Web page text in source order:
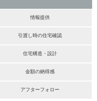
情報提供
引渡し時の住宅確認
住宅構造・設計
金額の納得感
アフターフォロー